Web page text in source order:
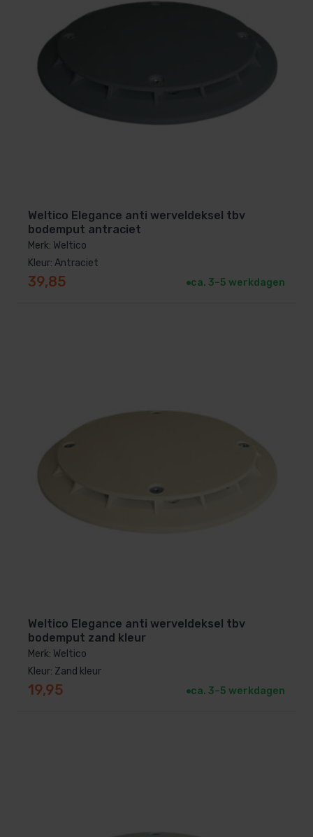
Weltico Elegance anti werveldeksel tbv
bodemput antraciet
Merk: Weltico
Kleur: Antraciet
39,85 ca. 3–5 werkdagen
Weltico Elegance anti werveldeksel tbv
bodemput zand kleur
Merk: Weltico
Kleur: Zand kleur
19,95 ca. 3–5 werkdagen